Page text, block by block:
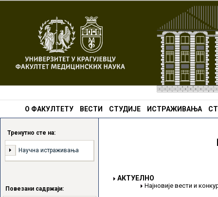
О ФАКУЛТЕТУ ВЕСТИ СТУДИЈЕ ИСТРАЖИВАЊА
Тренутно сте на:
Научна истраживања
Повезани садржаји:
АКТУЕЛНО
Најновије вести и